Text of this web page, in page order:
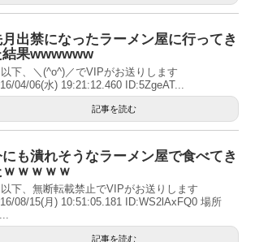
月出禁になったラーメン屋に行ってき
結果wwwwww
下、＼(^o^)／でVIPがお送りします
04/06(水) 19:21:12.460 ID:5ZgeAT...
記事を読む
も潰れそうなラーメン屋で食べてき
ｗｗｗｗｗ
下、無断転載禁止でVIPがお送りします
08/15(月) 10:51:05.181 ID:WS2lAxFQ0 場所
記事を読む